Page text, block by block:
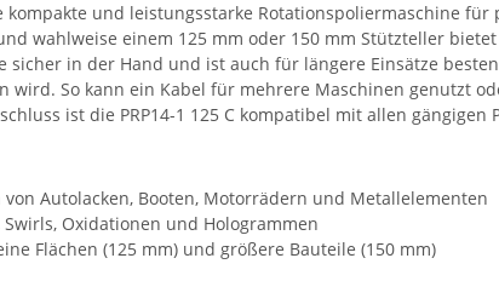
kompakte und leistungsstarke Rotationspoliermaschine
wahlweise einem 125 mm oder 150 mm Stützteller
sicher in der Hand und ist auch für längere Einsätze
wird. So kann ein Kabel für mehrere Maschinen genutzt
ist die PRP14-1 125 C kompatibel mit allen gängigen
Autolacken, Booten, Motorrädern und Metallelementen
Oxidationen und Hologrammen
Flächen (125 mm) und größere Bauteile (150 mm)